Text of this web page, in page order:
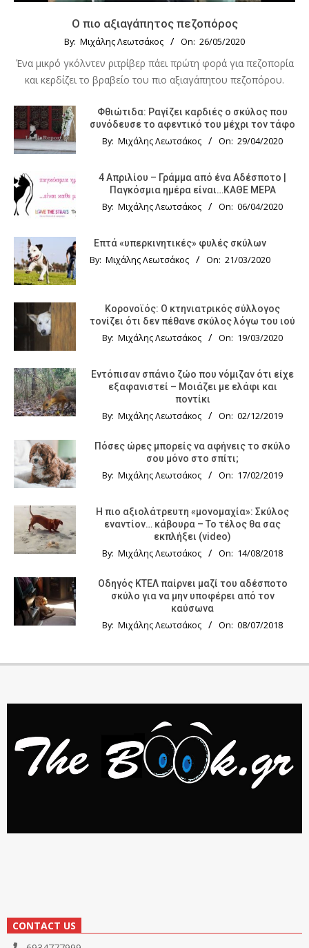
Ο πιο αξιαγάπητος πεζοπόρος
By: Μιχάλης Λεωτσάκος On: 26/05/2020
Ένα μικρό γκόλντεν ριτρίβερ πάει πρώτη φορά για πεζοπορία
και κερδίζει το βραβείο του πιο αξιαγάπητου πεζοπόρου.
Φθιώτιδα: Ραγίζει καρδιές ο σκύλος που
συνόδευσε το αφεντικό του μέχρι τον τάφο
By: Μιχάλης Λεωτσάκος On: 29/04/2020
4 Απριλίου – Γράμμα από ένα Αδέσποτο |
Παγκόσμια ημέρα είναι…ΚΑΘΕ ΜΕΡΑ
By: Μιχάλης Λεωτσάκος On: 06/04/2020
Επτά «υπερκινητικές» φυλές σκύλων
By: Μιχάλης Λεωτσάκος On: 21/03/2020
Κορονοϊός: Ο κτηνιατρικός σύλλογος
τονίζει ότι δεν πέθανε σκύλος λόγω του ιού
By: Μιχάλης Λεωτσάκος On: 19/03/2020
Εντόπισαν σπάνιο ζώο που νόμιζαν ότι είχε
εξαφανιστεί – Μοιάζει με ελάφι και
ποντίκι
By: Μιχάλης Λεωτσάκος On: 02/12/2019
Πόσες ώρες μπορείς να αφήνεις το σκύλο
σου μόνο στο σπίτι;
By: Μιχάλης Λεωτσάκος On: 17/02/2019
Η πιο αξιολάτρευτη «μονομαχία»: Σκύλος
εναντίον… κάβουρα – Το τέλος θα σας
εκπλήξει (video)
By: Μιχάλης Λεωτσάκος On: 14/08/2018
Οδηγός KTΕΛ παίρνει μαζί του αδέσποτο
σκύλο για να μην υποφέρει από τον
καύσωνα
By: Μιχάλης Λεωτσάκος On: 08/07/2018
CONTACT US